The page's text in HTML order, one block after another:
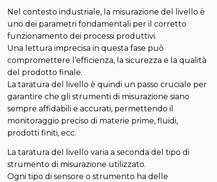
Nel contesto industriale, la misurazione del livello è
uno dei parametri fondamentali per il corretto
funzionamento dei processi produttivi.
Una lettura imprecisa in questa fase può
compromettere l’efficienza, la sicurezza e la qualità
del prodotto finale.
La taratura del livello è quindi un passo cruciale per
garantire che gli strumenti di misurazione siano
sempre affidabili e accurati, permettendo il
monitoraggio preciso di materie prime, fluidi,
prodotti finiti, ecc.
La taratura del livello varia a seconda del tipo di
strumento di misurazione utilizzato.
Ogni tipo di sensore o strumento ha delle